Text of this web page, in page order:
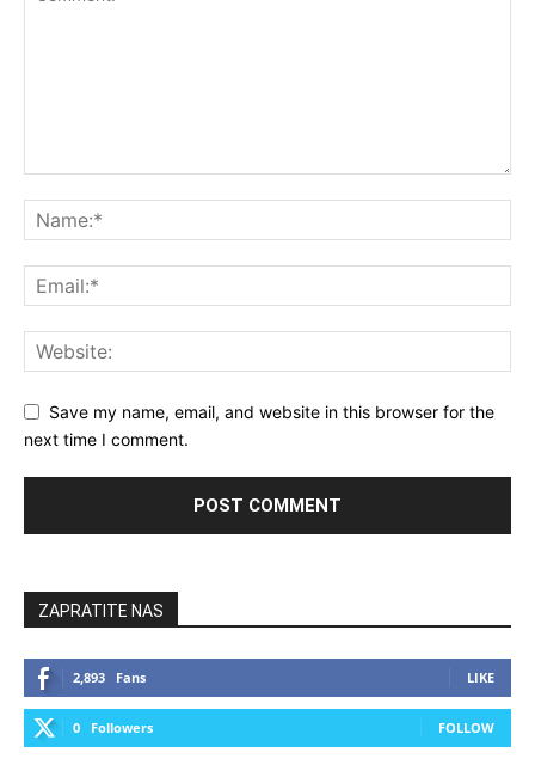
Save my name, email, and website in this browser for the
next time I comment.
ZAPRATITE NAS
2,893 Fans LIKE
0 Followers FOLLOW